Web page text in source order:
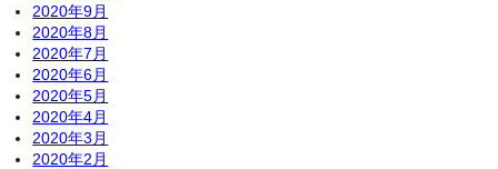
2020年9月
2020年8月
2020年7月
2020年6月
2020年5月
2020年4月
2020年3月
2020年2月